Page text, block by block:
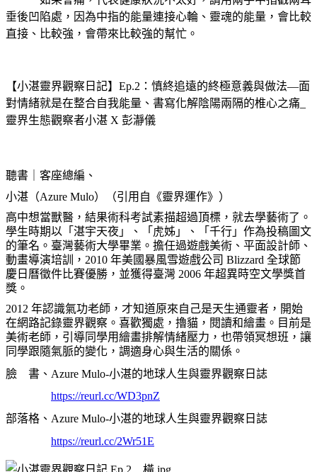
垂後凹陷處，因為中指的能量連接心輪、靈魂的能量，會比較
直接、比較強，會帶來比較強的幫忙。
【小湛靈界觀察日記】Ep.2：慎終追遠的終極意義與做法—面
對情緒就是在整合自我能量、書寫化解陰陽兩隔的椎心之痛_
靈界生態觀察者小湛 X 彭瀞儀
聽書｜客座總編、
小湛（Azure Mulo）（引用自《靈界運作》）
高中想當獸醫，結果術科考試素描超過頂標，就去學藝術了。
學生時期以「湛宇天夜」、「虎姊」、「千行」作為投稿圖文
的筆名。臺灣藝術大學畢業。擔任過遊戲美術、平面設計師、
動畫導演培訓，2010 年美國暴風雪遊戲公司 Blizzard 全球節
慶日曆徵件比賽優勝，並獲得臺灣 2006 年超異時空文學獎首
獎。
2012 年認識氣功老師，才知道原來自己是天生通靈者，開始
在網路記錄靈界觀察。喜歡獨處，擼貓，閱讀和繪畫。目前是
美術老師，引導同學用繪畫排解情緒壓力，也帶領冥想班，讓
同學跟隨氣脈的變化，調適身心與生活的關係。
臉 書、Azure Mulo-小湛的地球人生與靈界觀察日誌
https://reurl.cc/WD3pnZ
部落格、Azure Mulo-小湛的地球人生與靈界觀察日誌
https://reurl.cc/2Wr51E